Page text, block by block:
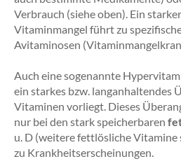
Verbrauch (siehe oben). Ein
Vitaminmangel führt zu
Avitaminosen
Auch eine sogenannte
ein starkes bzw. langanhaltendes
Vitaminen vorliegt. Dieses
nur bei den stark speicherbaren
u. D (weitere fettlösliche Vitamine
zu Krankheitserscheinungen.